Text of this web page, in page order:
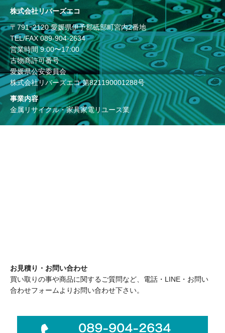
株式会社リバーズエコ
〒791ｰ2120 愛媛県伊予郡砥部町宮内2番地
TEL/FAX089-904-2634
営業時間 9:00〜17:00
古物商許可番号
愛媛県公安委員会
株式会社リバーズエコ 第821190001288号
事業内容
金属リサイクル・家具家電リユース業
お見積り・お問い合わせ
買い取りの事や商品に関するご質問など、電話・LINE・お問い
合わせフォームよりお問い合わせ下さい。